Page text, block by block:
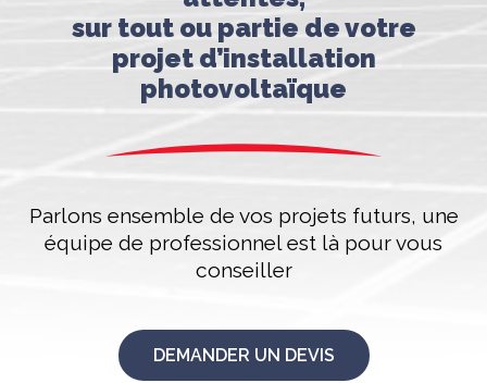
sur tout ou partie de votre
projet d’installation
photovoltaïque
Parlons ensemble de vos projets futurs, une
équipe de professionnel est là pour vous
conseiller
DEMANDER UN DEVIS